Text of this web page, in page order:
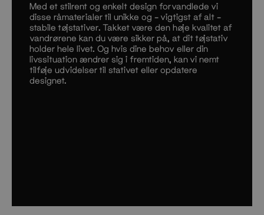
Med et stilrent og enkelt design forvandlede vi
disse råmaterialer til unikke og – vigtigst af alt –
stabile tøjstativer. Takket være den høje kvalitet af
vandrørene kan du være sikker på, at dit tøjstativ
holder hele livet. Og hvis dine behov eller din
livssituation ændrer sig i fremtiden, kan vi nemt
tilføje udvidelser til stativet eller opdatere
designet.